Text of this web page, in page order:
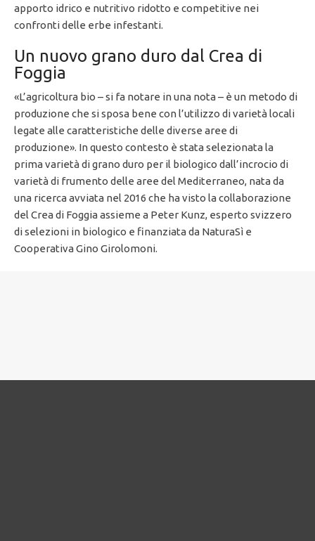
apporto idrico e nutritivo ridotto e competitive nei
confronti delle erbe infestanti.
Un nuovo grano duro dal Crea di
Foggia
«L’agricoltura bio – si fa notare in una nota – è un metodo di
produzione che si sposa bene con l’utilizzo di varietà locali
legate alle caratteristiche delle diverse aree di
produzione». In questo contesto è stata selezionata la
prima varietà di grano duro per il biologico dall’incrocio di
varietà di frumento delle aree del Mediterraneo, nata da
una ricerca avviata nel 2016 che ha visto la collaborazione
del Crea di Foggia assieme a Peter Kunz, esperto svizzero
di selezioni in biologico e finanziata da NaturaSì e
Cooperativa Gino Girolomoni.